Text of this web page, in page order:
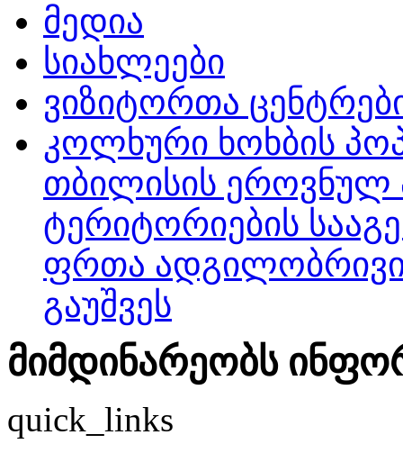
მედია
სიახლეები
ვიზიტორთა
კოლხური ხოხბის
თბილისის ეროვნულ
ტერიტორიების
ფრთა ადგილობრივი
გაუშვეს
მიმდინარეობს
quick_links